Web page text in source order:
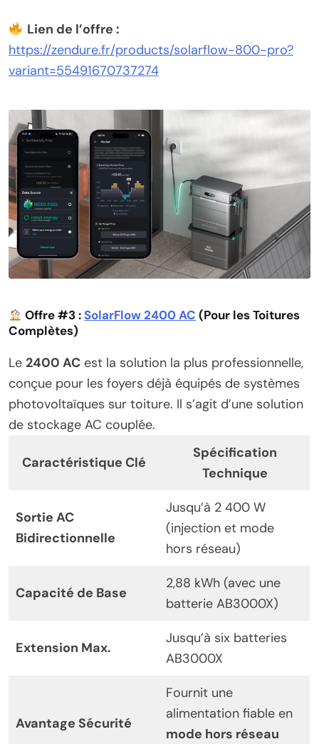
Lien de l’offre :
https://zendure.fr/products/solarflow-800-pro?
variant=55491670737274
Offre #3 : SolarFlow 2400 AC (Pour les Toitures
Complètes)
Le 2400 AC est la solution la plus professionnelle,
conçue pour les foyers déjà équipés de systèmes
photovoltaïques sur toiture. Il s’agit d’une solution
de stockage AC couplée.
Caractéristique Clé
Spécification
Technique
Sortie AC
Bidirectionnelle
Jusqu’à 2 400 W
(injection et mode
hors réseau)
Capacité de Base
2,88 kWh (avec une
batterie AB3000X)
Extension Max.
Jusqu’à six batteries
AB3000X
Avantage Sécurité
Fournit une
alimentation fiable en
mode hors réseau